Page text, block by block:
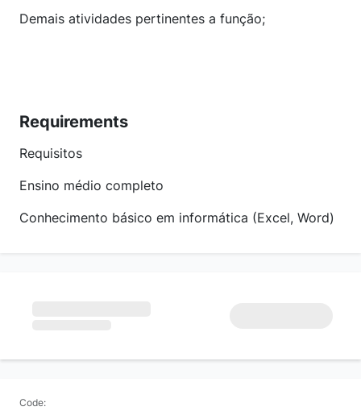
Demais atividades pertinentes a função;
Requirements
Requisitos
Ensino médio completo
Conhecimento básico em informática (Excel, Word)
Code: